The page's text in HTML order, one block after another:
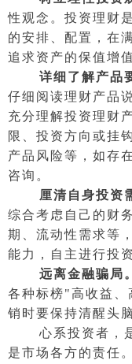
性观念。投资理财
的安排、配置，在
追求资产的保值增值
详细了解产品
仔细阅读理财产品
充分理解投资理财
限、投资方向或挂
产品风险等，如存
咨询。
厘清自身投资
综合考虑自己的财
期、流动性需求等
能力，自主进行投
远离金融骗局。
各种标榜"高收益
销时要保持清醒头
心系投资者，
是市场各方的责任